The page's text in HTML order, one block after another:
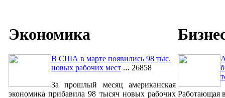
Экономика
В США в марте появились 98 тыс.
новых рабочих мест
26858
За прошлый месяц американская
экономика прибавила 98 тысяч новых рабочих Работающая